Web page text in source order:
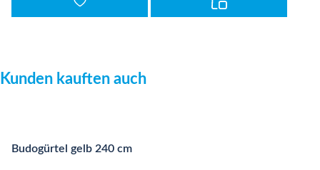
Produktgalerie überspringen
Kunden kauften auch
Budogürtel gelb 240 cm